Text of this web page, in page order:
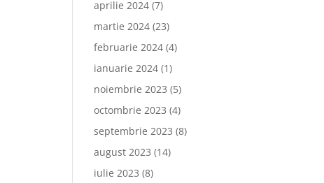
aprilie 2024 (7)
martie 2024 (23)
februarie 2024 (4)
ianuarie 2024 (1)
noiembrie 2023 (5)
octombrie 2023 (4)
septembrie 2023 (8)
august 2023 (14)
iulie 2023 (8)